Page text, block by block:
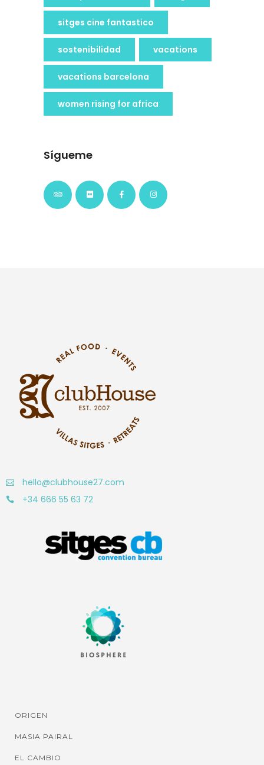
sitges cine fantastico
sostenibilidad vacations
vacations barcelona
women rising for africa
Sígueme
hello@clubhouse27.com
+34 666 55 63 72
ORIGEN
MASIA PAIRAL
EL CAMBIO